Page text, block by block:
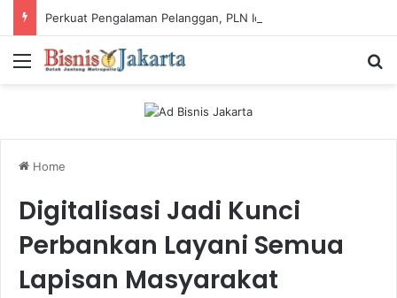
Menu
Home
Digitalisasi Jadi Kunci
Perbankan Layani Semua
Lapisan Masyarakat